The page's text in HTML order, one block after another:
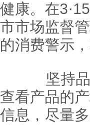
健康。在
市市场监督
的消费警示
坚持品
查看产品的
信息，尽量